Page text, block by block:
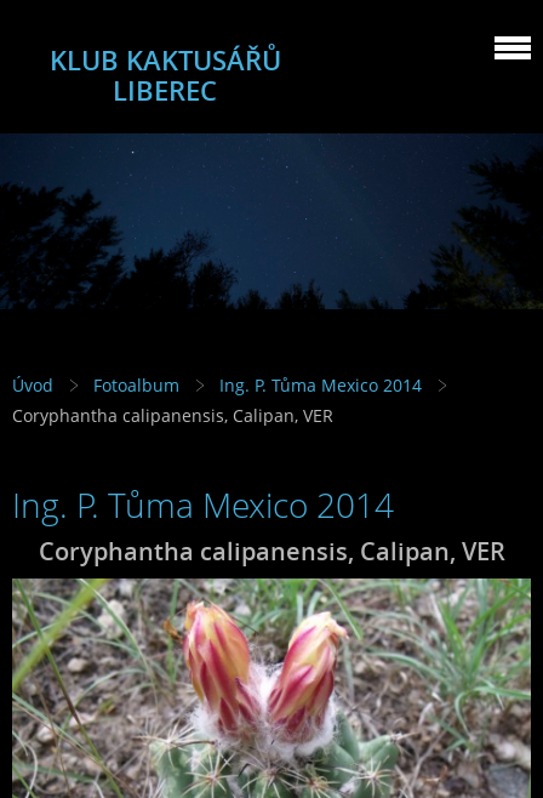
KLUB KAKTUSÁŘŮ
LIBEREC
Úvod Fotoalbum
Ing. P. Tůma Mexico 2014
Coryphantha calipanensis, Calipan, VER
Ing. P. Tůma Mexico 2014
Coryphantha calipanensis, Calipan, VER